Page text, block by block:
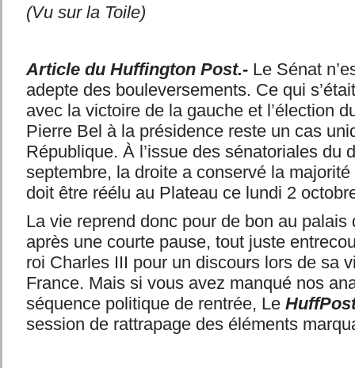
(Vu sur la Toile)
Article du Huffington Post.-Le Sénat
adepte des bouleversements. Ce qui
avec la victoire de la gauche et l’élection
Pierre Bel à la présidence reste un cas
République. À l’issue des sénatoriales du
septembre, la droite a conservé la
doit être réélu au Plateau ce lundi 2
La vie reprend donc pour de bon au palais
après une courte pause, tout juste
roi Charles III pour un discours lors de sa
France. Mais si vous avez manqué nos
séquence politique de rentrée, Le
session de rattrapage des éléments